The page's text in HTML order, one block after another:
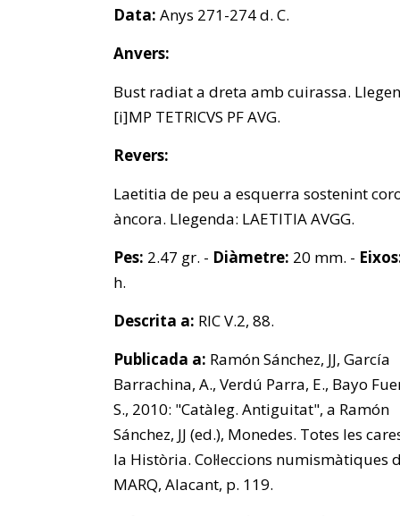
Data: Anys 271-274 d. C.
Anvers:
Bust radiat a dreta amb cuirassa.
[i]MP TETRICVS PF AVG.
Revers:
Laetitia de peu a esquerra sostenint
àncora. Llegenda: LAETITIA AVGG.
Pes: 2.47 gr. - Diàmetre: 20 mm. -
h.
Descrita a: RIC V.2, 88.
Publicada a: Ramón Sánchez, JJ, García
Barrachina, A., Verdú Parra, E., Bayo
S., 2010: "Catàleg. Antiguitat", a Ramón
Sánchez, JJ (ed.), Monedes. Totes les
la Història. Col·leccions numismàtiques
MARQ, Alacant, p. 119.